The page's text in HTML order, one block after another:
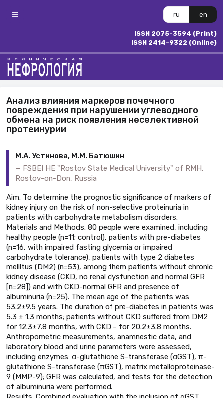
ru en
ISSN 2075-3594 (Print)
ISSN 2414-9322 (Online)
Анализ влияния маркеров почечного
повреждения при нарушении углеводного
обмена на риск появления неселективной
протеинурии
М.А. Устинова, М.М. Батюшин
FSBEI HE "Rostov State Medical University" of RMH,
Rostov-on-Don, Russia
Aim. To determine the prognostic significance of markers of
kidney injury on the risk of non-selective proteinuria in
patients with carbohydrate metabolism disorders.
Materials and Methods. 80 people were examined, including
healthy people (n=11; control), patients with pre-diabetes
(n=16, with impaired fasting glycemia or impaired
carbohydrate tolerance), patients with type 2 diabetes
mellitus (DM2) (n=53), among them patients without chronic
kidney disease (CKD, no renal dysfunction and normal GFR
[n=28]) and with CKD-normal GFR and presence of
albuminuria (n=25). The mean age of the patients was
53.2±9.5 years. The duration of pre-diabetes in patients was
5.3 ± 1.3 months; patients without CKD suffered from DM2
for 12.3±7.8 months, with CKD – for 20.2±3.8 months.
Anthropometric measurements, anamnestic data, and
laboratory blood and urine parameters were assessed,
including enzymes: α-glutathione S-transferase (αGST), π-
glutathione S-transferase (πGST), matrix metalloproteinase-
9 (MMP-9); GFR was calculated, and tests for the detection
of albuminuria were performed.